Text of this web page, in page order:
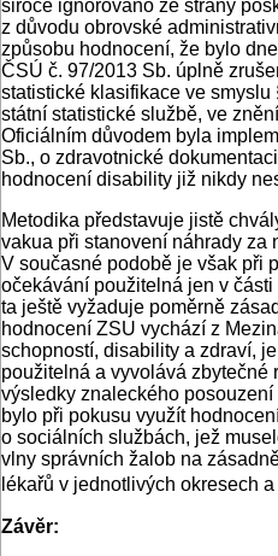
široce ignorováno ze strany
z důvodu obrovské
způsobu hodnocení, že bylo
ČSÚ č. 97/2013 Sb. úplně
statistické klasifikace ve
státní statistické službě, ve
Oficiálním důvodem byla
Sb., o zdravotnické
hodnocení disability již nikdy
Metodika představuje jistě
vakua při stanovení náhrady za
V současné podobě je však při
očekávání použitelná jen v
ta ještě vyžaduje poměrně
hodnocení ZSU vychází z
schopností, disability a zdraví,
použitelná a vyvolává zbytečné
výsledky znaleckého
bylo při pokusu využít
o sociálních službách, jež
vlny správních žalob na
lékařů v jednotlivých okresech
Závěr: